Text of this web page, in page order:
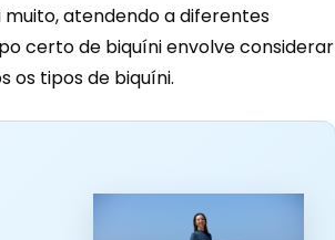
muito, atendendo a diferentes
certo de biquíni envolve considerar
os tipos de biquíni.